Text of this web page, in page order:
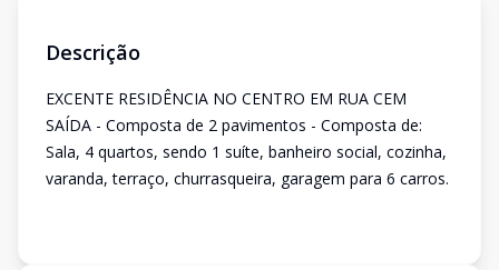
Descrição
EXCENTE RESIDÊNCIA NO CENTRO EM RUA CEM
SAÍDA - Composta de 2 pavimentos - Composta de:
Sala, 4 quartos, sendo 1 suíte, banheiro social, cozinha,
varanda, terraço, churrasqueira, garagem para 6 carros.